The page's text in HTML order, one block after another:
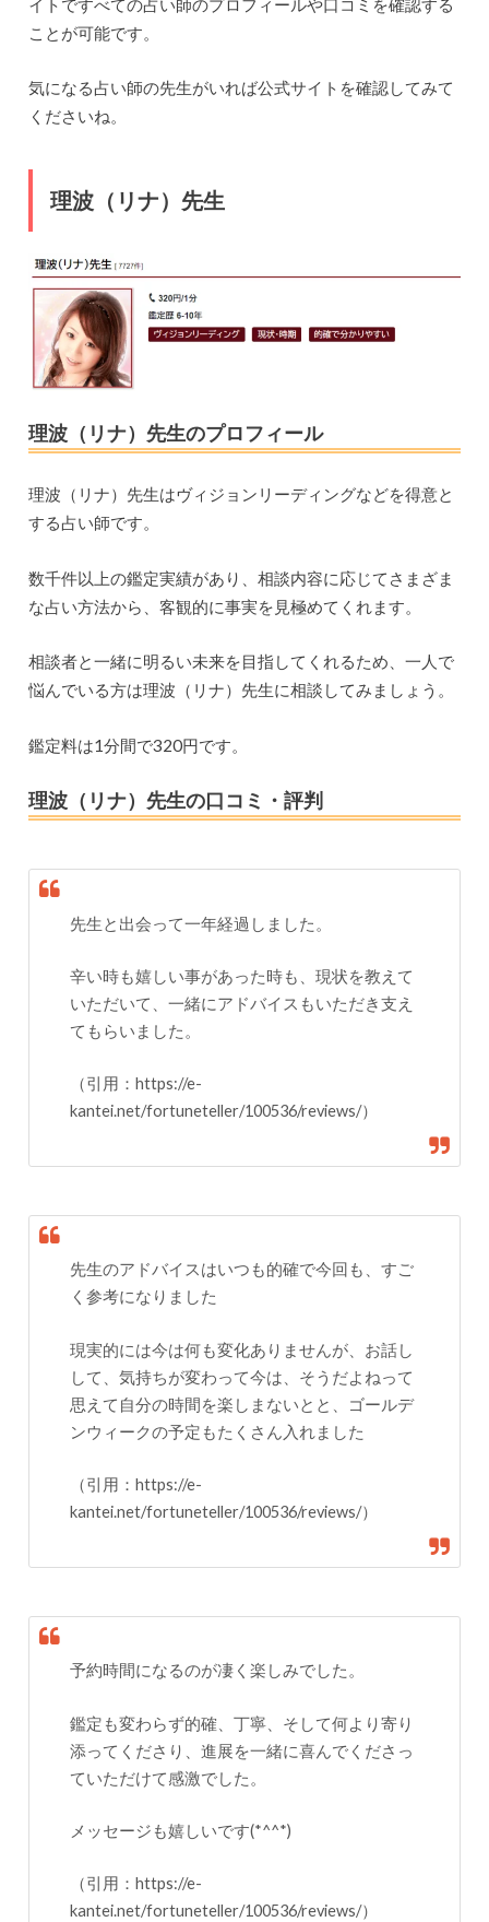
イトですべての占い師のプロフィールや口コミを確認する
ことが可能です。
気になる占い師の先生がいれば公式サイトを確認してみて
くださいね。
理波（リナ）先生
理波（リナ）先生のプロフィール
理波（リナ）先生はヴィジョンリーディングなどを得意と
する占い師です。
数千件以上の鑑定実績があり、相談内容に応じてさまざま
な占い方法から、客観的に事実を見極めてくれます。
相談者と一緒に明るい未来を目指してくれるため、一人で
悩んでいる方は理波（リナ）先生に相談してみましょう。
鑑定料は1分間で320円です。
理波（リナ）先生の口コミ・評判
先生と出会って一年経過しました。
辛い時も嬉しい事があった時も、現状を教えて
いただいて、一緒にアドバイスもいただき支え
てもらいました。
（引用：https://e-
kantei.net/fortuneteller/100536/reviews/）
先生のアドバイスはいつも的確で今回も、すご
く参考になりました
現実的には今は何も変化ありませんが、お話し
して、気持ちが変わって今は、そうだよねって
思えて自分の時間を楽しまないとと、ゴールデ
ンウィークの予定もたくさん入れました
（引用：https://e-
kantei.net/fortuneteller/100536/reviews/）
予約時間になるのが凄く楽しみでした。
鑑定も変わらず的確、丁寧、そして何より寄り
添ってくださり、進展を一緒に喜んでくださっ
ていただけて感激でした。
メッセージも嬉しいです(*^^*)
（引用：https://e-
kantei.net/fortuneteller/100536/reviews/）